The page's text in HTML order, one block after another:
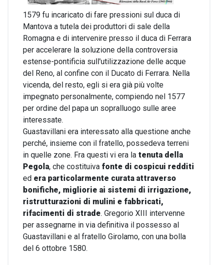
1579 fu incaricato di fare pressioni sul duca di
Mantova a tutela dei produttori di sale della
Romagna e di intervenire presso il duca di Ferrara
per accelerare la soluzione della controversia
estense-pontificia sull'utilizzazione delle acque
del Reno, al confine con il Ducato di Ferrara. Nella
vicenda, del resto, egli si era già più volte
impegnato personalmente, compiendo nel 1577
per ordine del papa un sopralluogo sulle aree
interessate.
Guastavillani era interessato alla questione anche
perché, insieme con il fratello, possedeva terreni
in quelle zone. Fra questi vi era la tenuta della
Pegola, che costituiva fonte di cospicui redditi
ed era particolarmente curata attraverso
bonifiche, migliorie ai sistemi di irrigazione,
ristrutturazioni di mulini e fabbricati,
rifacimenti di strade. Gregorio XIII intervenne
per assegnarne in via definitiva il possesso al
Guastavillani e al fratello Girolamo, con una bolla
del 6 ottobre 1580.